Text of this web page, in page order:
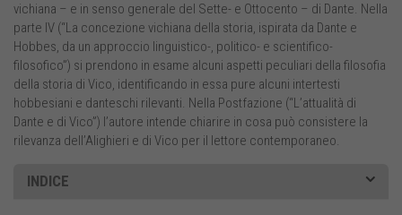
vichiana – e in senso generale del Sette- e Ottocento – di Dante. Nella
parte IV (“La concezione vichiana della storia, ispirata da Dante e
Hobbes, da un approccio linguistico-, politico- e scientifico-
filosofico”) si prendono in esame alcuni aspetti peculiari della filosofia
della storia di Vico, identificando in essa pure alcuni intertesti
hobbesiani e danteschi rilevanti. Nella Postfazione (“L’attualità di
Dante e di Vico”) l’autore intende chiarire in cosa può consistere la
rilevanza dell’Alighieri e di Vico per il lettore contemporaneo.
INDICE